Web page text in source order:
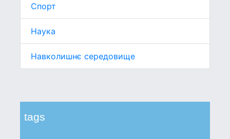
Спорт
Наука
Навколишнє середовище
tags